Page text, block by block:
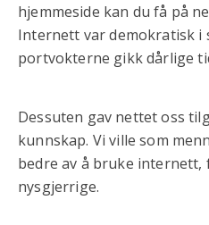
hjemmeside kan du få på
Internett var demokratisk i
portvokterne gikk dårlige
Dessuten gav nettet oss
kunnskap. Vi ville som
bedre av å bruke
nysgjerrige.